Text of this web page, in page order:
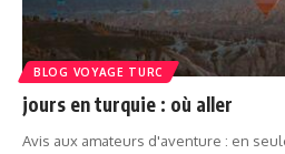
BLOG VOYAGE TURC
jours en turquie : où aller
Avis aux amateurs d'aventure : en